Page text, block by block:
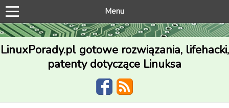
Menu
LinuxPorady.pl gotowe rozwiązania, lifehacki,
patenty dotyczące Linuksa